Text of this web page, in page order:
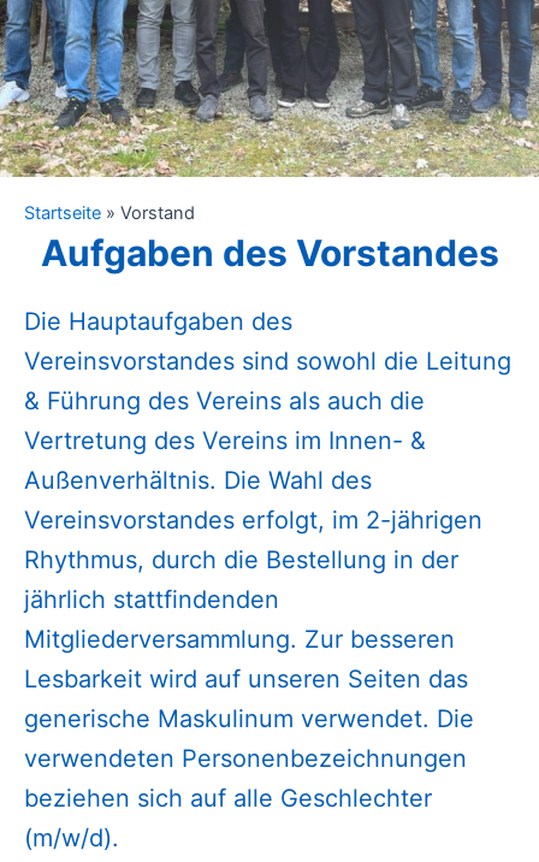
Startseite » Vorstand
Aufgaben des Vorstandes
Die Hauptaufgaben des
Vereinsvorstandes sind sowohl die Leitung
& Führung des Vereins als auch die
Vertretung des Vereins im Innen- &
Außenverhältnis. Die Wahl des
Vereinsvorstandes erfolgt, im 2-jährigen
Rhythmus, durch die Bestellung in der
jährlich stattfindenden
Mitgliederversammlung. Zur besseren
Lesbarkeit wird auf unseren Seiten das
generische Maskulinum verwendet. Die
verwendeten Personenbezeichnungen
beziehen sich auf alle Geschlechter
(m/w/d).